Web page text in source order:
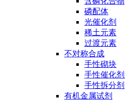
磷配体
光催化剂
稀土元素
过渡元素
不对称合成
手性砌块
手性催化
手性拆分剂
有机金属试剂